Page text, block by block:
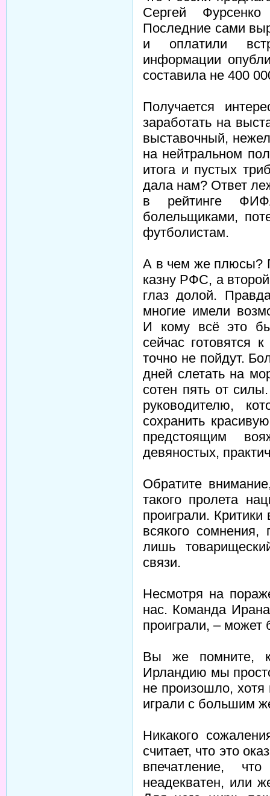
Сергей
Последние сами
и оплатили
информации
составила не 400
Получается
заработать на
выставочный,
на нейтральном
итога и пустых
дала нам? Ответ
в рейтинге
болельщиками,
футболистам.
А в чем же плюсы?
казну РФС, а
глаз долой.
многие имели
И кому всё это
сейчас готовятся
точно не пойдут.
дней слетать на
сотен пять от
руководителю,
сохранить
предстоящим
девяностых,
Обратите
такого пролета
проиграли.
всякого
лишь
связи.
Несмотря на
нас. Команда
проиграли, – может
Вы же помните,
Ирландию мы
не произошло, хотя
играли с большим
Никакого
считает, что это
впечатление,
неадекватен, или